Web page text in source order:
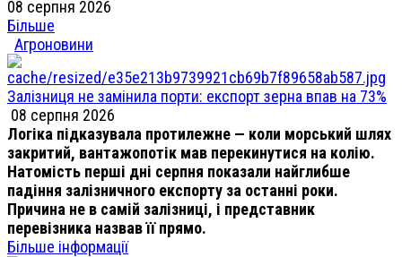
08 серпня 2026
Більше
Агроновини
Залізниця не замінила порти: експорт зерна впав на 73%
08 серпня 2026
Логіка підказувала протилежне — коли морський шлях
закритий, вантажопотік мав перекинутися на колію.
Натомість перші дні серпня показали найглибше
падіння залізничного експорту за останні роки.
Причина не в самій залізниці, і представник
перевізника назвав її прямо.
Більше інформації